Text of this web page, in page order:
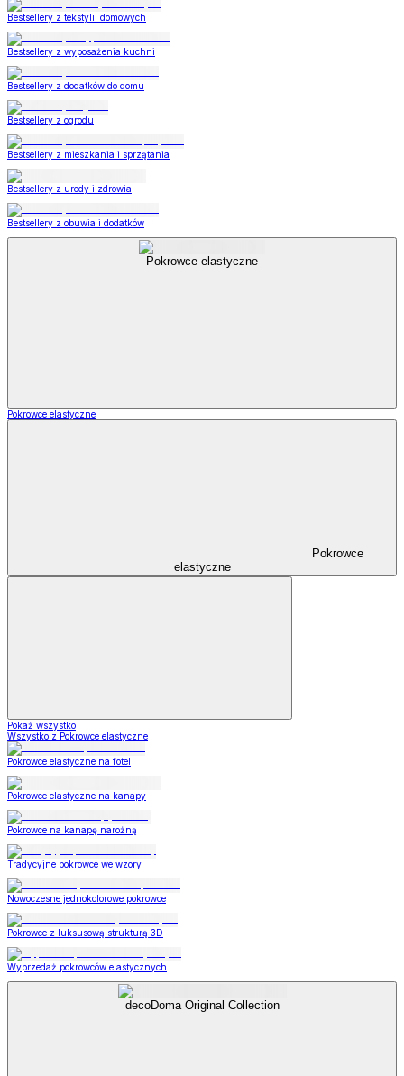
Bestsellery z tekstylii domowych
Bestsellery z wyposażenia kuchni
Bestsellery z dodatków do domu
Bestsellery z ogrodu
Bestsellery z mieszkania i sprzątania
Bestsellery z urody i zdrowia
Bestsellery z obuwia i dodatków
Pokrowce elastyczne
Pokrowce elastyczne
Pokrowce
elastyczne
Pokaż wszystko
Wszystko z Pokrowce elastyczne
Pokrowce elastyczne na fotel
Pokrowce elastyczne na kanapy
Pokrowce na kanapę narożną
Tradycyjne pokrowce we wzory
Nowoczesne jednokolorowe pokrowce
Pokrowce z luksusową strukturą 3D
Wyprzedaż pokrowców elastycznych
decoDoma Original Collection